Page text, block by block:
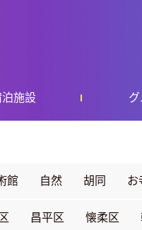
施設
館 自然 胡同 お
昌平区 懐柔区